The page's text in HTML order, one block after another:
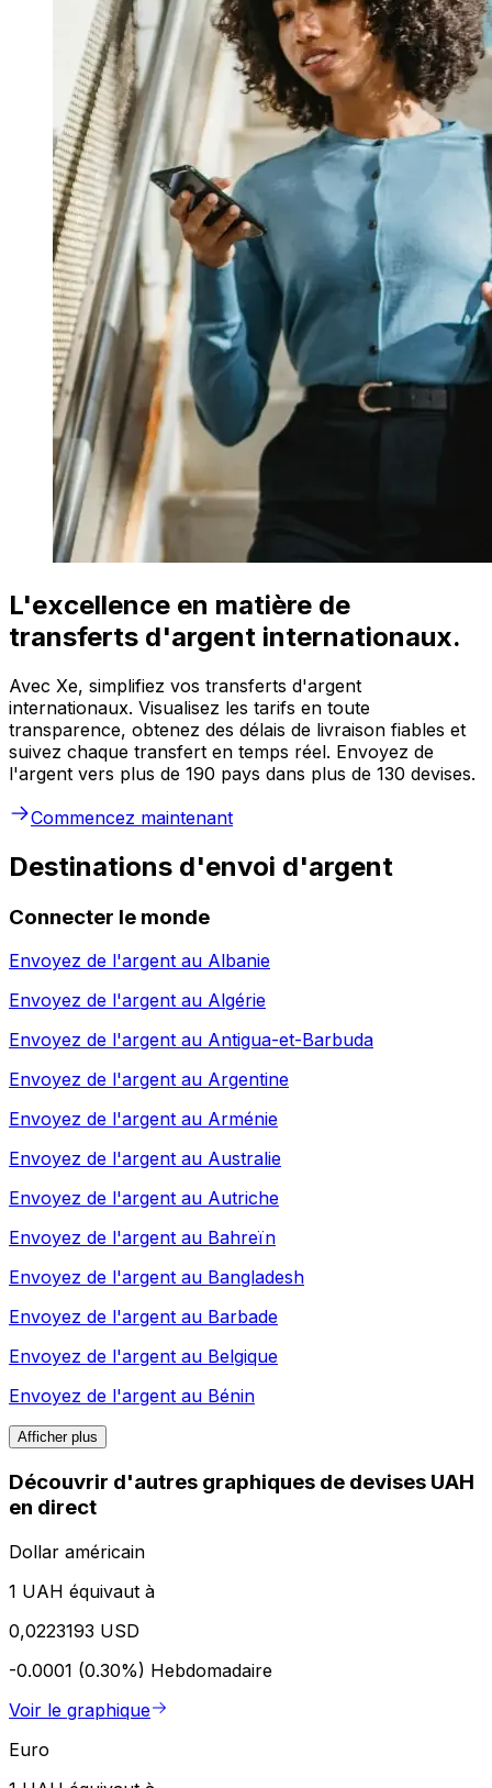
L'excellence en matière de
transferts d'argent internationaux.
Avec Xe, simplifiez vos transferts d'argent
internationaux. Visualisez les tarifs en toute
transparence, obtenez des délais de livraison fiables et
suivez chaque transfert en temps réel. Envoyez de
l'argent vers plus de 190 pays dans plus de 130 devises.
Commencez maintenant
Destinations d'envoi d'argent
Connecter le monde
Envoyez de l'argent au Albanie
Envoyez de l'argent au Algérie
Envoyez de l'argent au Antigua-et-Barbuda
Envoyez de l'argent au Argentine
Envoyez de l'argent au Arménie
Envoyez de l'argent au Australie
Envoyez de l'argent au Autriche
Envoyez de l'argent au Bahreïn
Envoyez de l'argent au Bangladesh
Envoyez de l'argent au Barbade
Envoyez de l'argent au Belgique
Envoyez de l'argent au Bénin
Afficher plus
Découvrir d'autres graphiques de devises UAH
en direct
Dollar américain
1 UAH équivaut à
0,0223193 USD
-0.0001 (0.30%) Hebdomadaire
Voir le graphique
Euro